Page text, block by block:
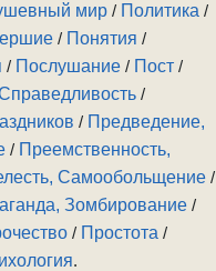
мир / Политика /
/ Понятия /
/ Послушание / Пост /
/
/ Предведение,
/ Преемственность,
Самообольщение /
Зомбирование /
/ Простота /
.